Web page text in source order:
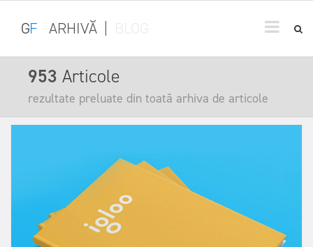
GF ARHIVĂ
953 Articole
rezultate preluate din toată arhiva de articole